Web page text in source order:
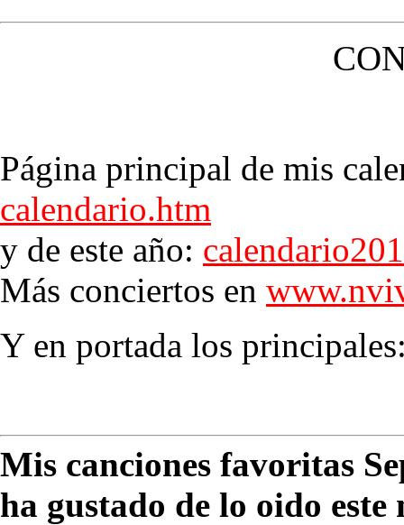
Página principal de mis
calendario.htm
y de este año:
Más conciertos en
Y en portada los
Mis canciones favoritas
ha gustado de lo oido este